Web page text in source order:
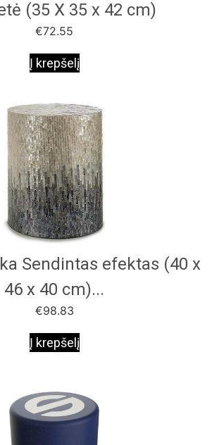
(35 X 35 x 42 cm)
€72.55
Į krepšelį
Sendintas efektas (40 x
46 x 40 cm)...
€98.83
Į krepšelį